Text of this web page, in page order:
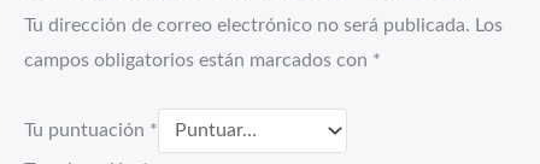
Tu dirección de correo electrónico no será publicada. Los
campos obligatorios están marcados con *
Tu puntuación *